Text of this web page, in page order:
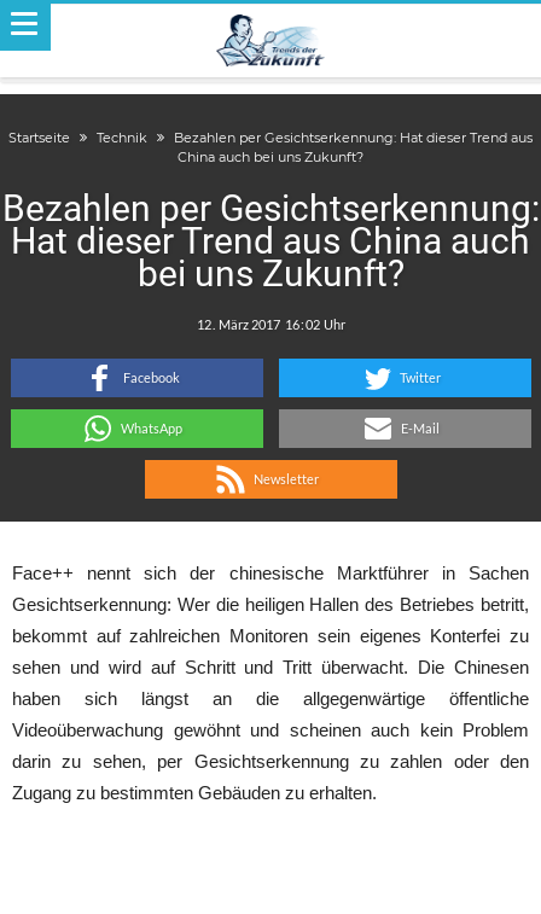
Startseite Technik
Bezahlen per Gesichtserkennung: Hat dieser Trend aus
China auch bei uns Zukunft?
Bezahlen per Gesichtserkennung:
Hat dieser Trend aus China auch
bei uns Zukunft?
:
Facebook Twitter
WhatsApp E-Mail
Newsletter
Face++ nennt sich der chinesische Marktführer in Sachen
Gesichtserkennung: Wer die heiligen Hallen des Betriebes betritt,
bekommt auf zahlreichen Monitoren sein eigenes Konterfei zu
sehen und wird auf Schritt und Tritt überwacht. Die Chinesen
haben sich längst an die allgegenwärtige öffentliche
Videoüberwachung gewöhnt und scheinen auch kein Problem
darin zu sehen, per Gesichtserkennung zu zahlen oder den
Zugang zu bestimmten Gebäuden zu erhalten.